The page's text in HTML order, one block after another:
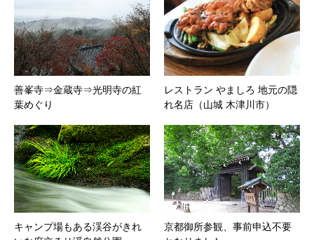
善峯寺⇒金蔵寺⇒光明寺の紅
葉めぐり
レストラン やましろ 地元の隠
れ名店（山城 木津川市）
キャンプ場もある渓谷がきれ
京都御所参観、事前申込不要